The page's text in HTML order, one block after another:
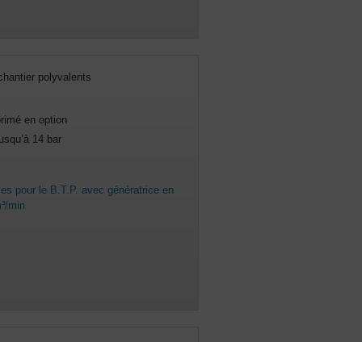
polyvalents
en option
14 bar
pour le B.T.P. avec génératrice en
min